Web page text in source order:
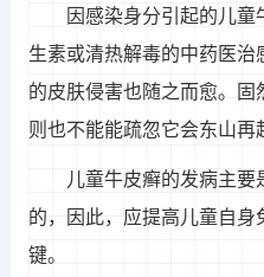
因感染身分引起的儿
生素或清热解毒的中药医
的皮肤侵害也随之而愈。
则也不能能疏忽它会东山再
儿童牛皮癣的发病主
的，因此，应提高儿童自
键。